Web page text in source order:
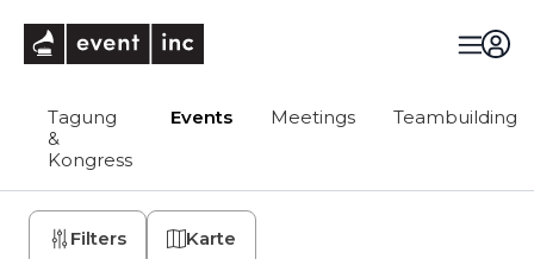
Tagung
&
Kongress
Events Meetings Teambuilding
Filters Karte